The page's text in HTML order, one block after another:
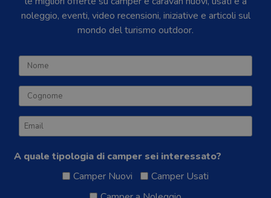
noleggio, eventi, video recensioni, iniziative e articoli sul
mondo del turismo outdoor.
A quale tipologia di camper sei interessato?
Camper Nuovi
Camper Usati